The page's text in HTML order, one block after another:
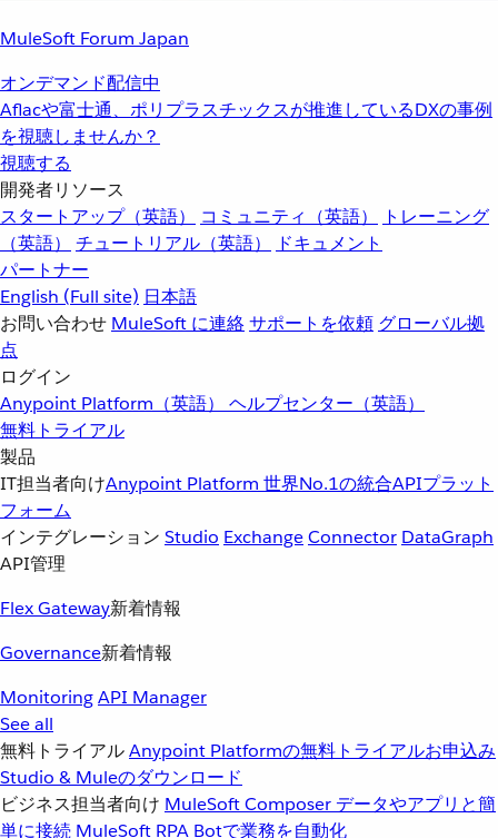
MuleSoft Forum Japan
オンデマンド配信中
Aflacや富士通、ポリプラスチックスが推進しているDXの事例
を視聴しませんか？
視聴する
開発者リソース
スタートアップ（英語）
コミュニティ（英語）
トレーニング
（英語）
チュートリアル（英語）
ドキュメント
パートナー
English (Full site) 日本語
お問い合わせ MuleSoft に連絡サポートを依頼 グローバル拠
点
ログイン
Anypoint Platform（英語） ヘルプセンター（英語）
無料トライアル
製品
IT担当者向けAnypoint Platform 世界No.1の統合APIプラット
フォーム
インテグレーション Studio ExchangeConnector DataGraph
API管理
Flex Gateway新着情報
Governance新着情報
MonitoringAPI Manager
See all
無料トライアルAnypoint Platformの無料トライアルお申込み
Studio & Muleのダウンロード
ビジネス担当者向け MuleSoft Composer データやアプリと簡
単に接続 MuleSoft RPA Botで業務を自動化